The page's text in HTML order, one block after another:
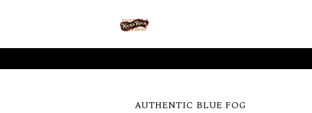
AUTHENTIC BLUE FOG